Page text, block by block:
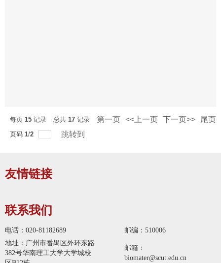
每页 15 记录 总共 17 记录 第一页 <<上一页 下一页>> 尾页
页码 1/2 跳转到
友情链接
联系我们
电话：020-81182689
邮编：510006
地址：广州市番禺区外环东路
382号华南理工大学大学城校
邮箱：
biomater@scut.edu.cn